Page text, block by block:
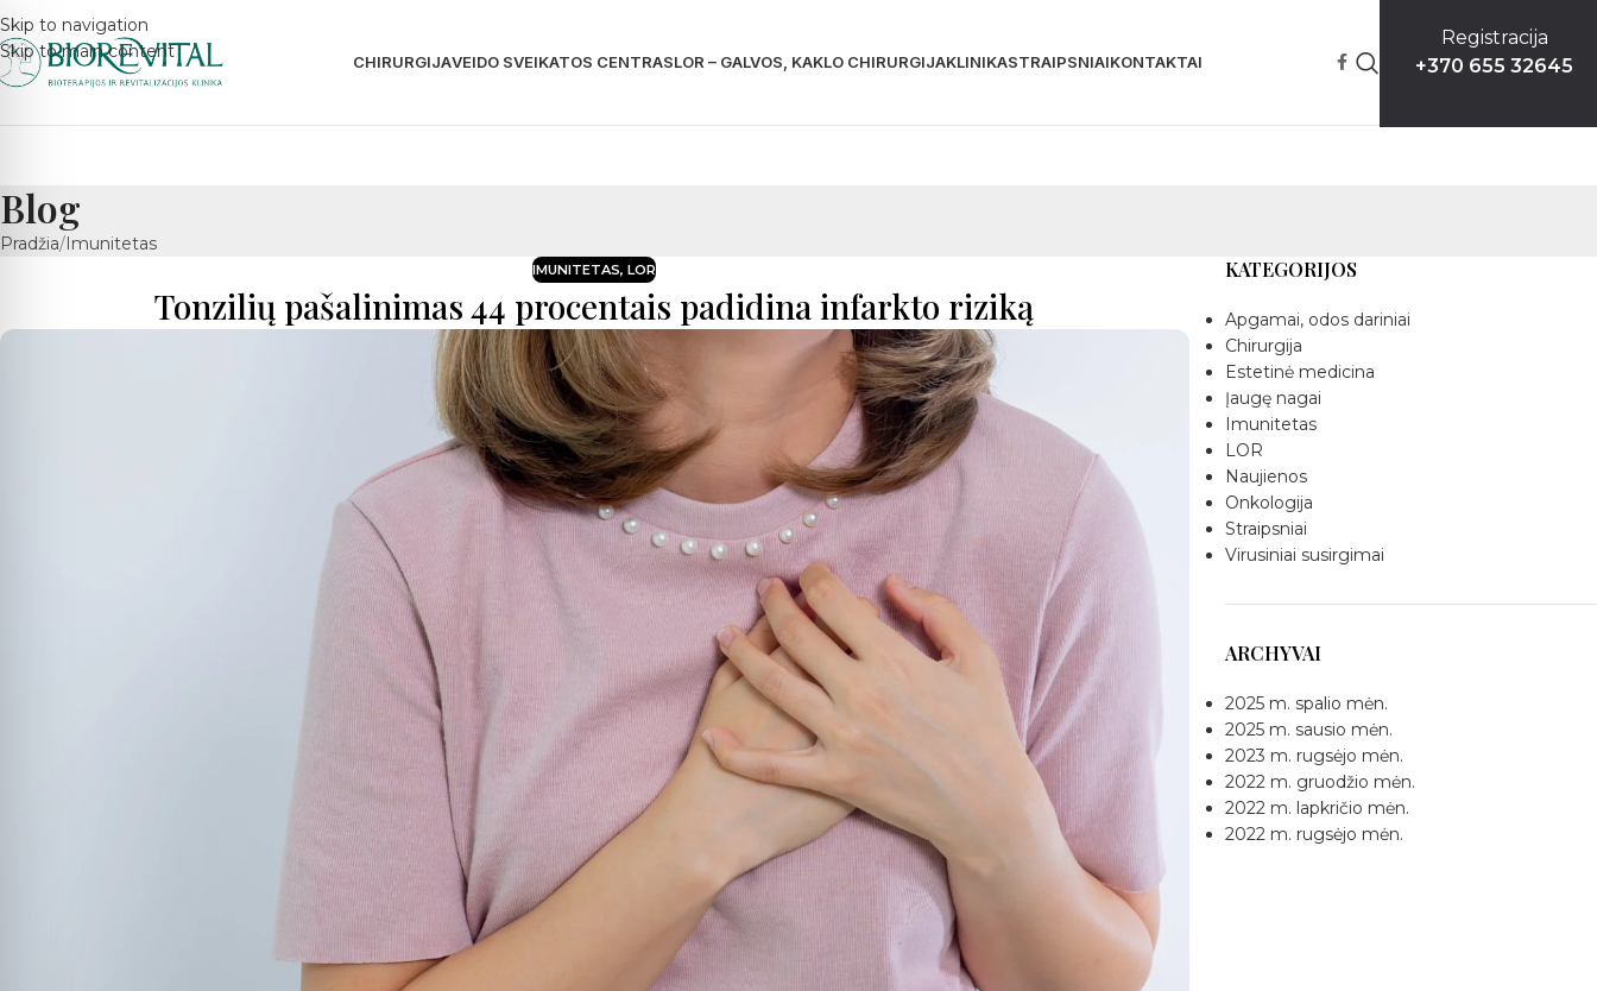
Skip to navigation
Skip to main content
CHIRURGIJAVEIDO SVEIKATOS CENTRASLOR – GALVOS, KAKLO CHIRURGIJAKLINIKASTRAIPSNIAIKONTAKTAI
Registracija
+370 655 32645
Blog
Pradžia Imunitetas
IMUNITETAS,LOR
Tonzilių pašalinimas 44 procentais padidina infarkto riziką
KATEGORIJOS
Apgamai, odos dariniai
Chirurgija
Estetinė medicina
Įaugę nagai
Imunitetas
LOR
Naujienos
Onkologija
Straipsniai
Virusiniai susirgimai
ARCHYVAI
2025 m. spalio mėn.
2025 m. sausio mėn.
2023 m. rugsėjo mėn.
2022 m. gruodžio mėn.
2022 m. lapkričio mėn.
2022 m. rugsėjo mėn.